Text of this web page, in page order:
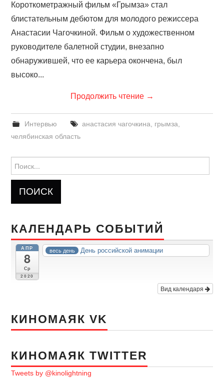
Короткометражный фильм «Грымза» стал
блистательным дебютом для молодого режиссера
Анастасии Чагочкиной. Фильм о художественном
руководителе балетной студии, внезапно
обнаружившей, что ее карьера окончена, был
высоко...
Продолжить чтение →
Интервью анастасия чагочкина грымза
челябинская область
КАЛЕНДАРЬ СОБЫТИЙ
АПР
8
Ср
2020
весь день День российской анимации
Вид календаря
КИНОМАЯК VK
КИНОМАЯК TWITTER
Tweets by @kinolightning